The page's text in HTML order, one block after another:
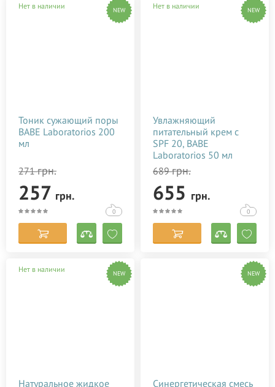
Нет в наличии NEW
Тоник сужающий поры
BABE Laboratorios 200
мл
271грн.
257 грн.
0
Нет в наличии NEW
Увлажняющий
питательный крем с
SPF 20, BABE
Laboratorios 50 мл
689грн.
655 грн.
0
Нет в наличии NEW
Натуральное жидкое
NEW
Синергетическая смесь